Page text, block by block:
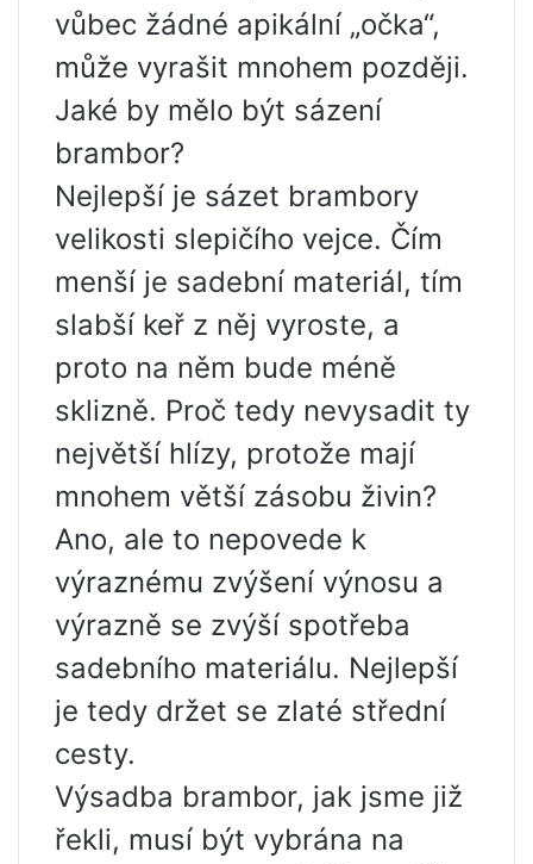
vůbec žádné apikální „očka“,
může vyrašit mnohem později.
Jaké by mělo být sázení
brambor?
Nejlepší je sázet brambory
velikosti slepičího vejce. Čím
menší je sadební materiál, tím
slabší keř z něj vyroste, a
proto na něm bude méně
sklizně. Proč tedy nevysadit ty
největší hlízy, protože mají
mnohem větší zásobu živin?
Ano, ale to nepovede k
výraznému zvýšení výnosu a
výrazně se zvýší spotřeba
sadebního materiálu. Nejlepší
je tedy držet se zlaté střední
cesty.
Výsadba brambor, jak jsme již
řekli, musí být vybrána na